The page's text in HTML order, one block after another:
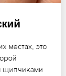
местах, это
щипчиками